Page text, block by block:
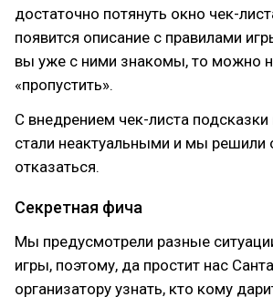
достаточно потянуть окно чек-
появится описание с правилами
вы уже с ними знакомы, то можно
«пропустить».
С внедрением чек-листа
стали неактуальными и мы решили
отказаться.
Секретная фича
Мы предусмотрели разные
игры, поэтому, да простит нас
организатору узнать, кто кому